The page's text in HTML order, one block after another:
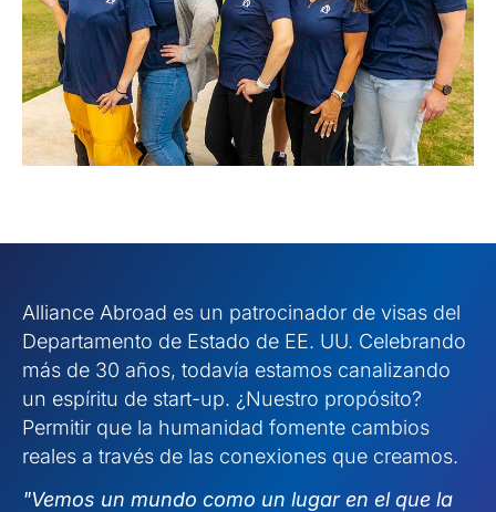
Alliance Abroad es un patrocinador de visas del
Departamento de Estado de EE. UU. Celebrando
más de 30 años, todavía estamos canalizando
un espíritu de start-up. ¿Nuestro propósito?
Permitir que la humanidad fomente cambios
reales a través de las conexiones que creamos.
"Vemos un mundo como un lugar en el que la